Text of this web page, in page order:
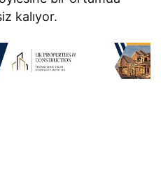
kalıyor.